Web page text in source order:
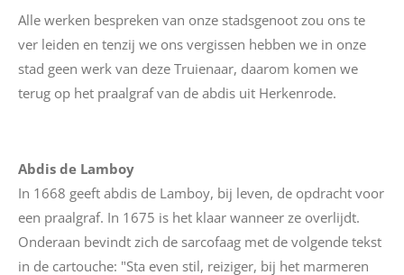
Alle werken bespreken van onze stadsgenoot zou ons te
ver leiden en tenzij we ons vergissen hebben we in onze
stad geen werk van deze Truienaar, daarom komen we
terug op het praalgraf van de abdis uit Herkenrode.
Abdis de Lamboy
In 1668 geeft abdis de Lamboy, bij leven, de opdracht voor
een praalgraf. In 1675 is het klaar wanneer ze overlijdt.
Onderaan bevindt zich de sarcofaag met de volgende tekst
in de cartouche: "Sta even stil, reiziger, bij het marmeren